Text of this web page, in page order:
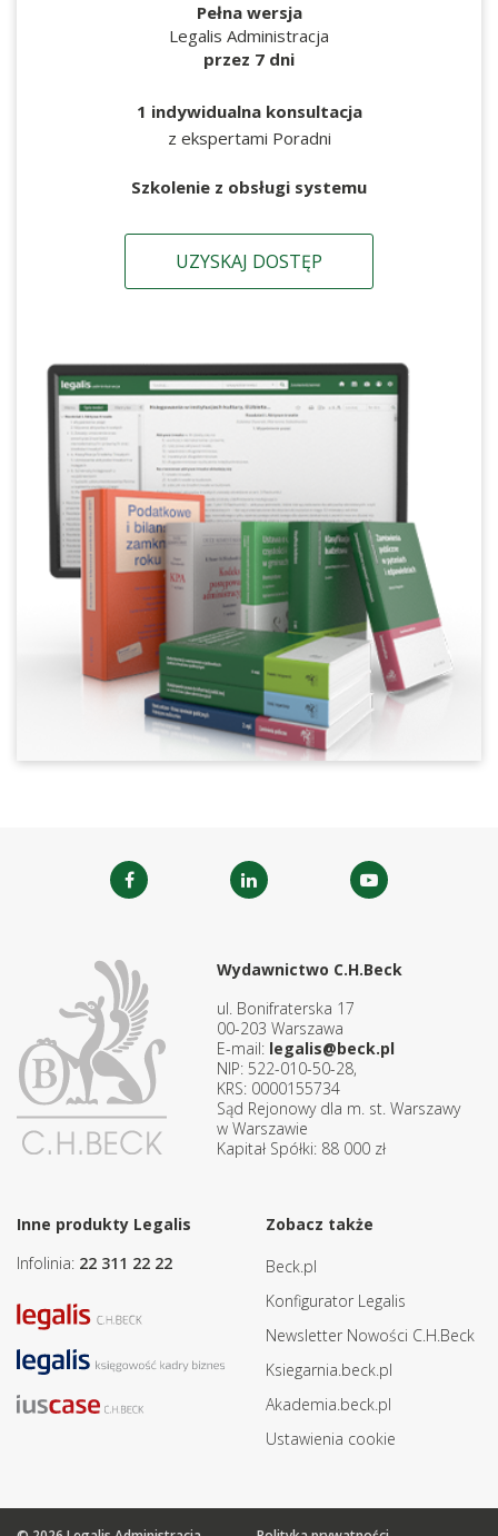
Pełna wersja
Legalis Administracja
przez 7 dni
1 indywidualna konsultacja
z ekspertami Poradni
Szkolenie z obsługi systemu
UZYSKAJ DOSTĘP
Wydawnictwo C.H.Beck
ul. Bonifraterska 17
00-203 Warszawa
E-mail: legalis@beck.pl
NIP: 522-010-50-28,
KRS: 0000155734
Sąd Rejonowy dla m. st. Warszawy
w Warszawie
Kapitał Spółki: 88 000 zł
Inne produkty Legalis
Infolinia: 22 311 22 22
Zobacz także
Beck.pl
Konfigurator Legalis
Newsletter Nowości C.H.Beck
Ksiegarnia.beck.pl
Akademia.beck.pl
Ustawienia cookie